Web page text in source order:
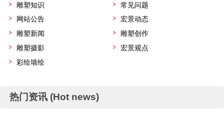
雕塑知识
常见问题
网站公告
宏景动态
雕塑新闻
雕塑创作
雕塑摄影
宏景观点
彩绘墙绘
热门资讯 (Hot news)